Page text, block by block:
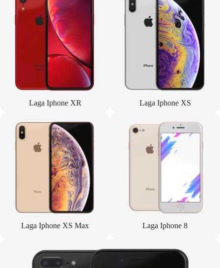
Laga Iphone XR Laga Iphone XS
Laga Iphone XS Max Laga Iphone 8